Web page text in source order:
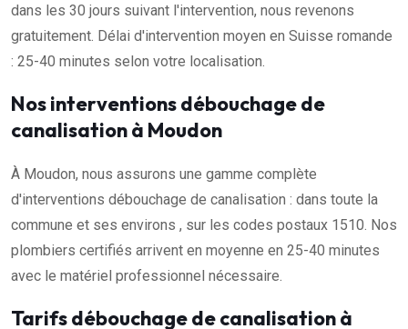
dans les 30 jours suivant l'intervention, nous revenons
gratuitement. Délai d'intervention moyen en Suisse romande
: 25-40 minutes selon votre localisation.
Nos interventions débouchage de
canalisation à Moudon
À Moudon, nous assurons une gamme complète
d'interventions débouchage de canalisation : dans toute la
commune et ses environs , sur les codes postaux 1510. Nos
plombiers certifiés arrivent en moyenne en 25-40 minutes
avec le matériel professionnel nécessaire.
Tarifs débouchage de canalisation à